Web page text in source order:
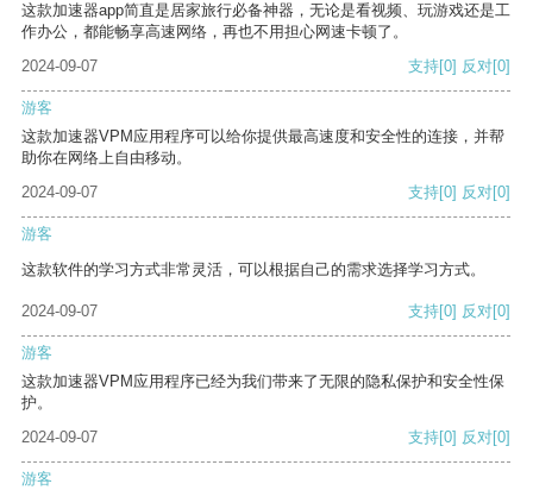
这款加速器app简直是居家旅行必备神器，无论是看视频、玩游戏还是工
作办公，都能畅享高速网络，再也不用担心网速卡顿了。
2024-09-07
支持[0] 反对[0]
游客
这款加速器VPM应用程序可以给你提供最高速度和安全性的连接，并帮
助你在网络上自由移动。
2024-09-07
支持[0] 反对[0]
游客
这款软件的学习方式非常灵活，可以根据自己的需求选择学习方式。
2024-09-07 支持[0] 反对[0]
游客
这款加速器VPM应用程序已经为我们带来了无限的隐私保护和安全性保
护。
2024-09-07
支持[0] 反对[0]
游客